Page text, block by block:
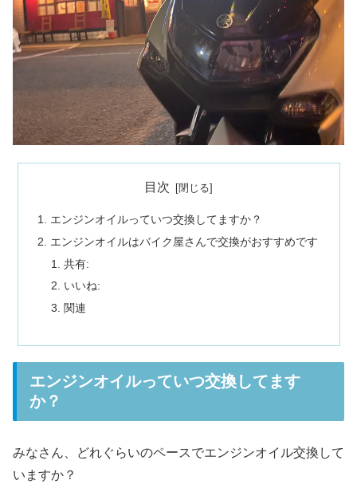
目次
エンジンオイルっていつ交換してますか？
エンジンオイルはバイク屋さんで交換がおすすめです
共有:
いいね:
関連
エンジンオイルっていつ交換してます
か？
みなさん、どれぐらいのペースでエンジンオイル交換して
いますか？